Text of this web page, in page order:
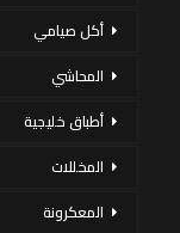
أكل صيامي
المحاشي
أطباق خليجية
المخللات
المعكرونة